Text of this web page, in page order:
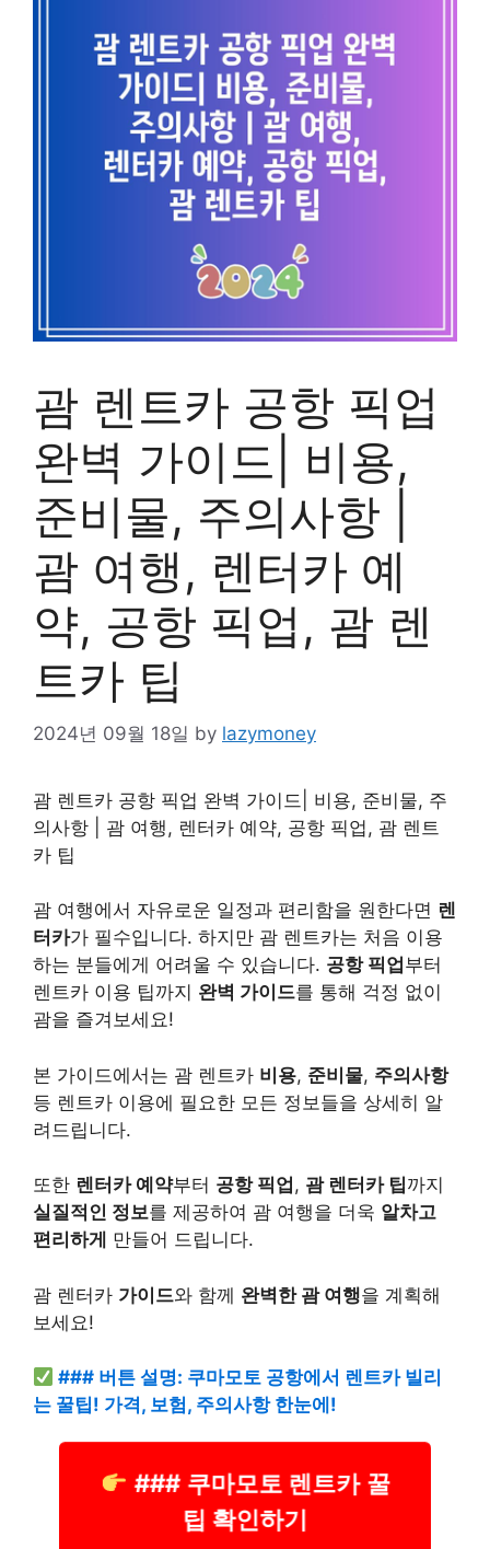
괌 렌트카 공항 픽업
완벽 가이드| 비용,
준비물, 주의사항 |
괌 여행, 렌터카 예
약, 공항 픽업, 괌 렌
트카 팁
2024년 09월 18일 by lazymoney
괌 렌트카 공항 픽업 완벽 가이드| 비용, 준비물, 주
의사항 | 괌 여행, 렌터카 예약, 공항 픽업, 괌 렌트
카 팁
괌 여행에서 자유로운 일정과 편리함을 원한다면 렌
터카가 필수입니다. 하지만 괌 렌트카는 처음 이용
하는 분들에게 어려울 수 있습니다. 공항 픽업 부터
렌트카 이용 팁까지 완벽 가이드를 통해 걱정 없이
괌을 즐겨보세요!
본 가이드에서는 괌 렌트카 비용, 준비물, 주의사항
등 렌트카 이용에 필요한 모든 정보들을 상세히 알
려드립니다.
또한 렌터카 예약부터 공항 픽업 , 괌 렌터카 팁까지
실질적인 정보를 제공하여 괌 여행을 더욱 알차고
편리하게 만들어 드립니다.
괌 렌터카 가이드와 함께 완벽한 괌 여행을 계획해
보세요!
### 버튼 설명: 쿠마모토 공항에서 렌트카 빌리
는 꿀팁! 가격, 보험, 주의사항 한눈에!
### 쿠마모토 렌트카 꿀
팁 확인하기